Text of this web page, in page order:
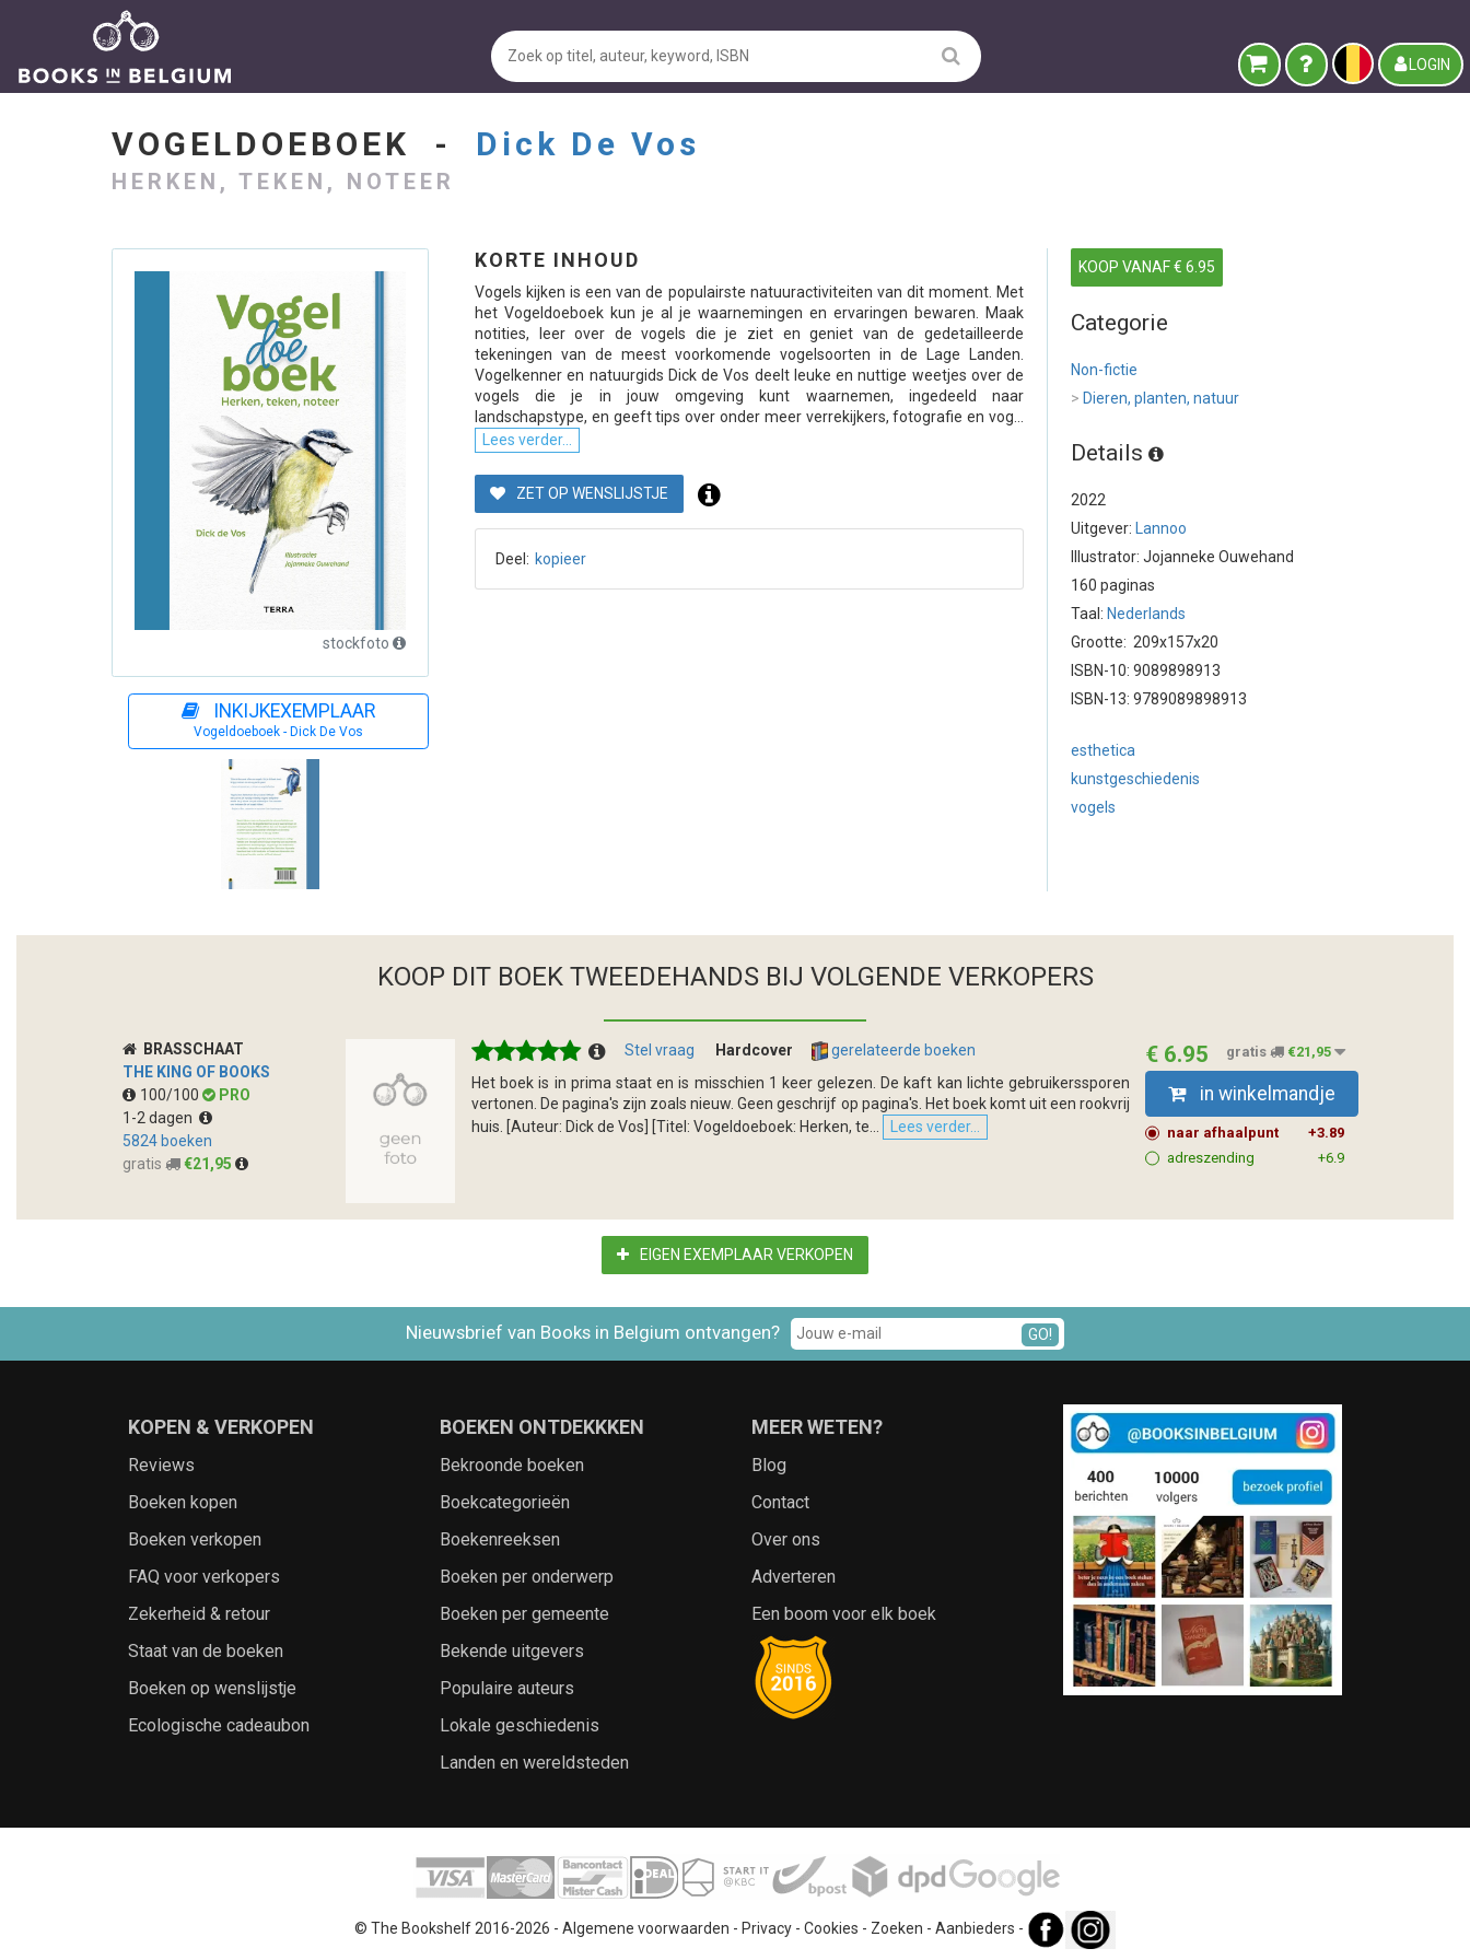
LOGIN
VOGELDOEBOEK - Dick De Vos
HERKEN, TEKEN, NOTEER
stockfoto
INKIJKEXEMPLAAR
Vogeldoeboek - Dick De Vos
KORTE INHOUD
Vogels kijken is een van de populairste natuuractiviteiten van dit moment. Met
het Vogeldoeboek kun je al je waarnemingen en ervaringen bewaren. Maak
notities, leer over de vogels die je ziet en geniet van de gedetailleerde
tekeningen van de meest voorkomende vogelsoorten in de Lage Landen.
Vogelkenner en natuurgids Dick de Vos deelt leuke en nuttige weetjes over de
vogels die je in jouw omgeving kunt waarnemen, ingedeeld naar
landschapstype, en geeft tips over onder meer verrekijkers, fotografie en vog...
Lees verder...
ZET OP WENSLIJSTJE
Deel: kopieer
KOOP VANAF € 6.95
Categorie
Non-fictie
> Dieren, planten, natuur
Details
2022
Uitgever:
Lannoo
Illustrator: Jojanneke Ouwehand
160 paginas
Taal: Nederlands
Grootte: 209x157x20
ISBN-10: 9089898913
ISBN-13: 9789089898913
esthetica
kunstgeschiedenis
vogels
KOOP DIT BOEK TWEEDEHANDS BIJ VOLGENDE VERKOPERS
BRASSCHAAT
THE KING OF BOOKS
100/100
PRO
1-2 dagen
5824 boeken
gratis
€21,95
Stel vraag Hardcover
gerelateerde boeken
Het boek is in prima staat en is misschien 1 keer gelezen. De kaft kan lichte gebruikerssporen
vertonen. De pagina's zijn zoals nieuw. Geen geschrijf op pagina's. Het boek komt uit een rookvrij
huis. [Auteur: Dick de Vos] [Titel: Vogeldoeboek: Herken, te...
Lees verder...
€ 6.95 gratis €21,95
in winkelmandje
naar afhaalpunt
+3.89
adreszending
+6.9
EIGEN EXEMPLAAR VERKOPEN
Nieuwsbrief van Books in Belgium ontvangen? GO!
KOPEN & VERKOPEN
Reviews
Boeken kopen
Boeken verkopen
FAQ voor verkopers
Zekerheid & retour
Staat van de boeken
Boeken op wenslijstje
Ecologische cadeaubon
BOEKEN ONTDEKKKEN
Bekroonde boeken
Boekcategorieën
Boekenreeksen
Boeken per onderwerp
Boeken per gemeente
Bekende uitgevers
Populaire auteurs
Lokale geschiedenis
Landen en wereldsteden
MEER WETEN?
Blog
Contact
Over ons
Adverteren
Een boom voor elk boek
© The Bookshelf 2016-2026 - Algemene voorwaarden - Privacy - Cookies - Zoeken - Aanbieders -